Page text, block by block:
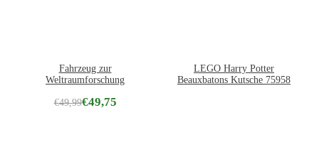
Fahrzeug zur
Weltraumforschung
€49,99€49,75
LEGO Harry Potter
Beauxbatons Kutsche 75958